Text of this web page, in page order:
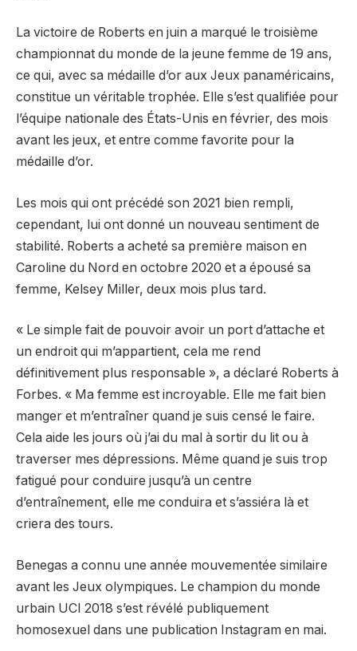
La victoire de Roberts en juin a marqué le troisième
championnat du monde de la jeune femme de 19 ans,
ce qui, avec sa médaille d’or aux Jeux panaméricains,
constitue un véritable trophée. Elle s’est qualifiée pour
l’équipe nationale des États-Unis en février, des mois
avant les jeux, et entre comme favorite pour la
médaille d’or.
Les mois qui ont précédé son 2021 bien rempli,
cependant, lui ont donné un nouveau sentiment de
stabilité. Roberts a acheté sa première maison en
Caroline du Nord en octobre 2020 et a épousé sa
femme, Kelsey Miller, deux mois plus tard.
« Le simple fait de pouvoir avoir un port d’attache et
un endroit qui m’appartient, cela me rend
définitivement plus responsable », a déclaré Roberts à
Forbes. « Ma femme est incroyable. Elle me fait bien
manger et m’entraîner quand je suis censé le faire.
Cela aide les jours où j’ai du mal à sortir du lit ou à
traverser mes dépressions. Même quand je suis trop
fatigué pour conduire jusqu’à un centre
d’entraînement, elle me conduira et s’assiéra là et
criera des tours.
Benegas a connu une année mouvementée similaire
avant les Jeux olympiques. Le champion du monde
urbain UCI 2018 s’est révélé publiquement
homosexuel dans une publication Instagram en mai.